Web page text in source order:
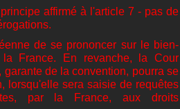
affirmé à l'article 7 - pas de
de se prononcer sur le bien-
France. En revanche, la Cour
de la convention, pourra se
lorsqu'elle sera saisie de requêtes
par la France, aux droits